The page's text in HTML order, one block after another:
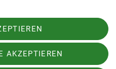
AKZEPTIEREN